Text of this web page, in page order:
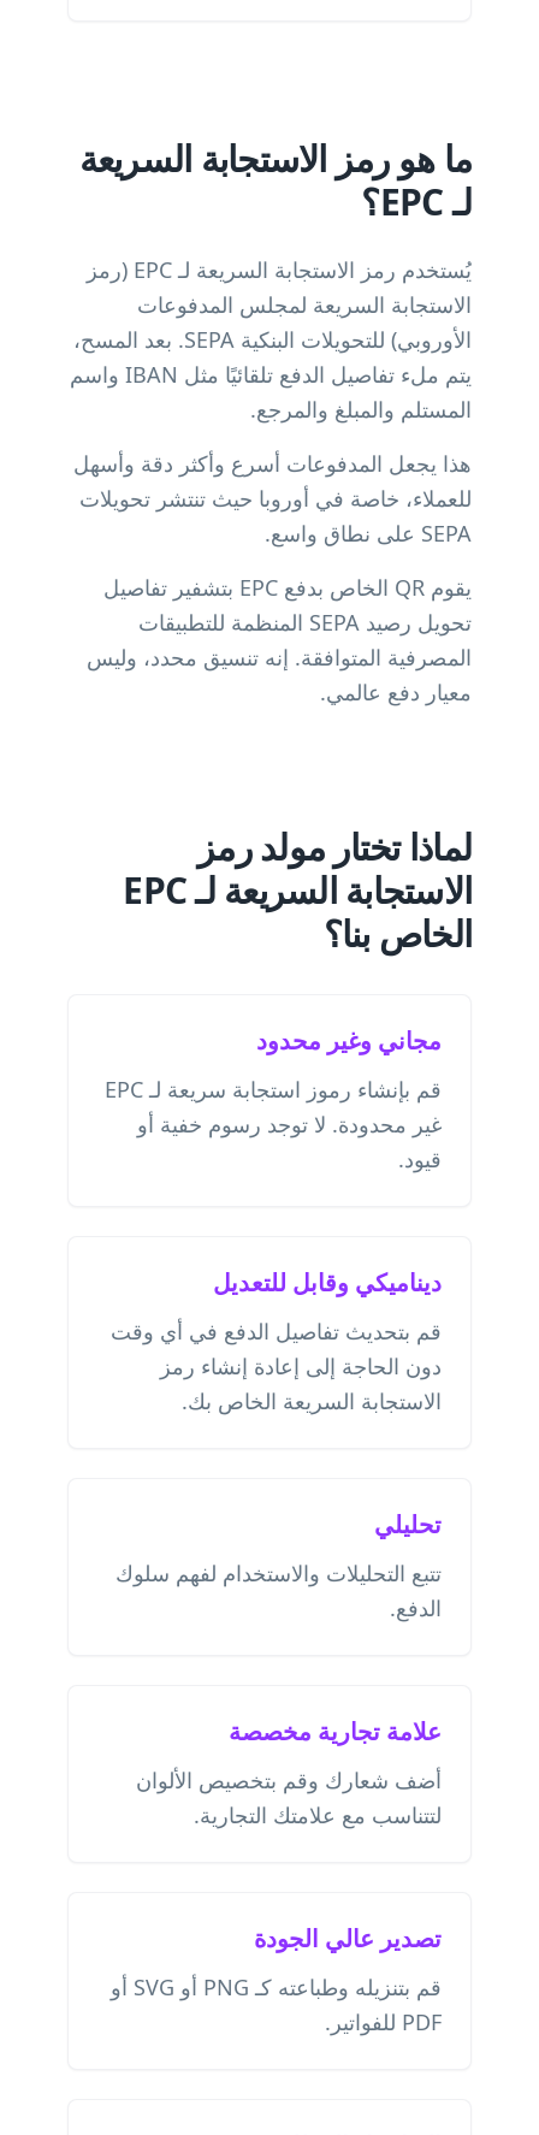
ما هو رمز الاستجابة السريعة
لـ EPC؟
يُستخدم رمز الاستجابة السريعة لـ EPC (رمز
الاستجابة السريعة لمجلس المدفوعات
الأوروبي) للتحويلات البنكية SEPA. بعد المسح،
يتم ملء تفاصيل الدفع تلقائيًا مثل IBAN واسم
المستلم والمبلغ والمرجع.
هذا يجعل المدفوعات أسرع وأكثر دقة وأسهل
للعملاء، خاصة في أوروبا حيث تنتشر تحويلات
SEPA على نطاق واسع.
يقوم QR الخاص بدفع EPC بتشفير تفاصيل
تحويل رصيد SEPA المنظمة للتطبيقات
المصرفية المتوافقة. إنه تنسيق محدد، وليس
معيار دفع عالمي.
لماذا تختار مولد رمز
الاستجابة السريعة لـ EPC
الخاص بنا؟
مجاني وغير محدود
قم بإنشاء رموز استجابة سريعة لـ EPC
غير محدودة. لا توجد رسوم خفية أو
قيود.
ديناميكي وقابل للتعديل
قم بتحديث تفاصيل الدفع في أي وقت
دون الحاجة إلى إعادة إنشاء رمز
الاستجابة السريعة الخاص بك.
تحليلي
تتبع التحليلات والاستخدام لفهم سلوك
الدفع.
علامة تجارية مخصصة
أضف شعارك وقم بتخصيص الألوان
لتتناسب مع علامتك التجارية.
تصدير عالي الجودة
قم بتنزيله وطباعته كـ PNG أو SVG أو
PDF للفواتير.